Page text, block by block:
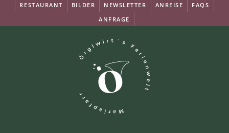
RESTAURANT BILDER NEWSLETTER ANREISE
FAQS
ANFRAGE